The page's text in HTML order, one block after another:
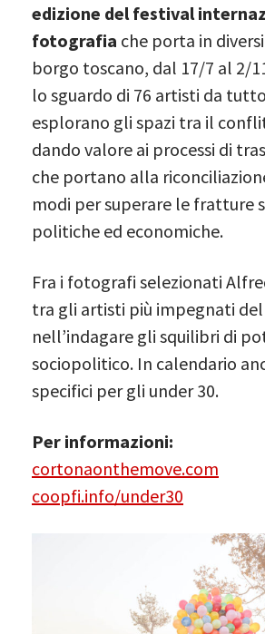
edizione del festival
fotografia che porta in
borgo toscano, dal 17/7 al 2/
lo sguardo di 76 artisti da
esplorano gli spazi tra il
dando valore ai processi di
che portano alla
modi per superare le fratture
politiche ed economiche.
Fra i fotografi selezionati
tra gli artisti più impegnati
nell’indagare gli squilibri di
sociopolitico. In calendario
specifici per gli under 30.
Per informazioni:
cortonaonthemove.com
coopfi.info/under30